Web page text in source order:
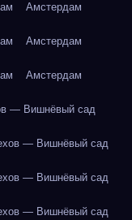
Амстердам
Амстердам
Амстердам
— Вишнёвый сад
— Вишнёвый сад
— Вишнёвый сад
— Вишнёвый сад